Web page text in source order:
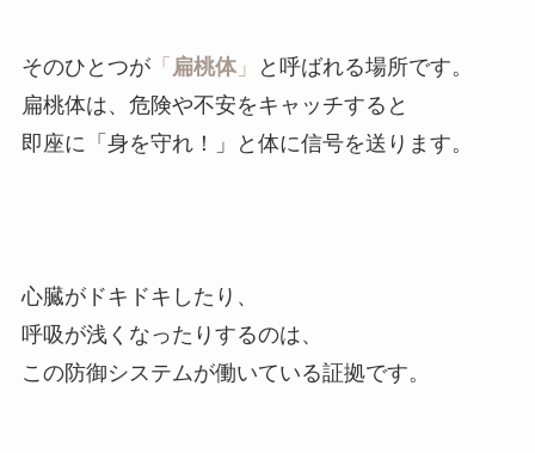
そのひとつが「 扁桃体」
と呼ばれる場所です。
扁桃体は、危険や不安をキャッチすると
即座に「身を守れ！」と体に信号を送ります。
心臓がドキドキしたり、
呼吸が浅くなったりするのは、
この防御システムが働いている証拠です。